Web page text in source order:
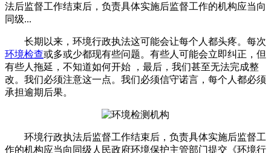
法后监督工作结束后，负责具体实施后监督工作的机构应当向
同级...
长期以来，环境行政执法这可能会让每个人都头疼。每次
环境检查或多或少都现有些问题。有些人可能会立即纠正，但
有些人拖延，不知道如何开始 ，最后，我们甚至无法完成整
改。我们必须注意这一点。我们必须信守诺言，每个人都必须
承担逾期后果。
环境行政执法后监督工作结束后，负责具体实施后监督工
作的机构应当向同级人民政府环境保护主管部门提交《环境行